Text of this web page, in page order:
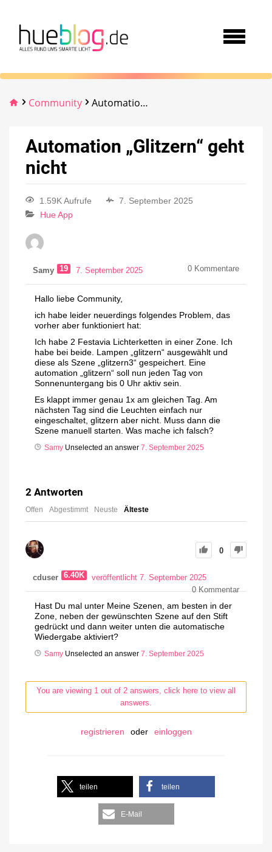
Community Automation „Glitzern“ geht nicht
Automation „Glitzern“ geht
nicht
1.59K Aufrufe
7. September 2025
Hue App
Samy 19 7. September 2025 0 Kommentare
Hallo liebe Community,
ich habe leider neuerdings folgendes Problem, das
vorher aber funktioniert hat:
Ich habe 2 Festavia Lichterketten in einer Zone. Ich
habe bei beide. Lampen „glitzern“ ausgewählt und
diese als Szene „glitzern3“ gespeichert. Eine
automation „glitzern“ soll nun jeden Tag von
Sonnenuntergang bis 0 Uhr aktiv sein.
Es klappt immer genau 1x am gleichen Tag. Am
nächsten Tag sind die Leuchten einfach nur
eingeschaltet, glitzern aber nicht. Muss dann die
Szene manuell starten. Was mache ich falsch?
Samy Unselected an answer 7. September 2025
2 Antworten
Offen Abgestimmt Neuste Älteste
0
cduser 6.40K
veröffentlicht 7. September 2025
0Kommentar
Hast Du mal unter Meine Szenen, am besten in der
Zone, neben der gewünschten Szene auf den Stift
gedrückt und dann weiter unten die automatische
Wiedergabe aktiviert?
Samy Unselected an answer 7. September 2025
You are viewing 1 out of 2 answers, click here to view all
answers.
registrieren oder einloggen
teilen teilen
E-Mail